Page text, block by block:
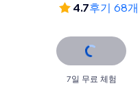
4.7후기 68
7일 무료 체험